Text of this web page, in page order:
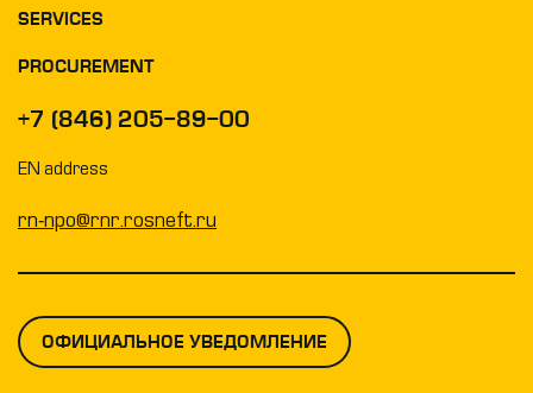
Geography activity
History
SERVICES
PROCUREMENT
+7 (846) 205-89-00
EN address
rn-npo@rnr.rosneft.ru
ОФИЦИАЛЬНОЕ УВЕДОМЛЕНИЕ